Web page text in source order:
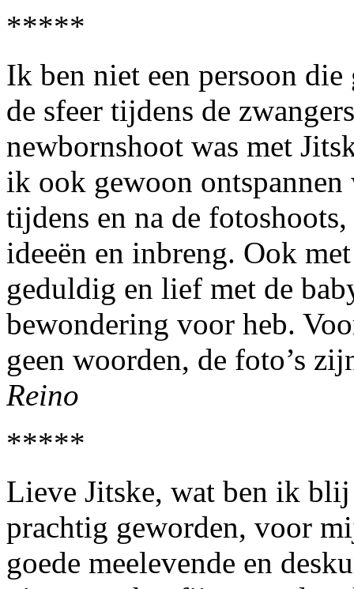
*****
Ik ben niet een persoon die
de sfeer tijdens de
newbornshoot was met
ik ook gewoon
tijdens en na de
ideeën en inbreng. Ook
geduldig en lief met de
bewondering voor heb.
geen woorden, de foto’s
Reino
*****
Lieve Jitske, wat ben ik
prachtig geworden, voor
goede meelevende en